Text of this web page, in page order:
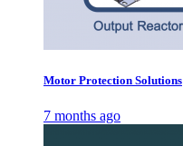
Motor Protection Solutions
7 months ago